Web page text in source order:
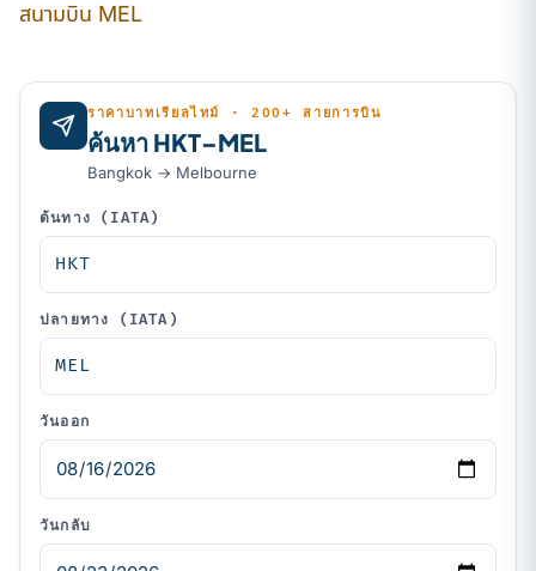
สนามบิน MEL
ราคาบาทเรียลไทม์ · 200+ สายการบิน
ค้นหา HKT–MEL
Bangkok → Melbourne
ต้นทาง (IATA)
ปลายทาง (IATA)
วันออก
วันกลับ